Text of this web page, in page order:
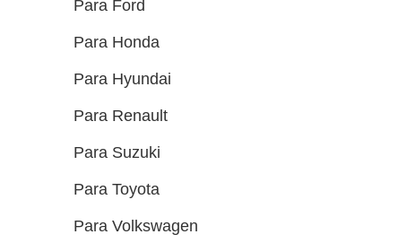
Para Ford
Para Honda
Para Hyundai
Para Renault
Para Suzuki
Para Toyota
Para Volkswagen